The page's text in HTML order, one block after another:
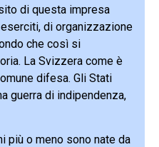
di questa impresa
di organizzazione
che così si
La Svizzera come è
difesa. Gli Stati
guerra di indipendenza,
più o meno sono nate da